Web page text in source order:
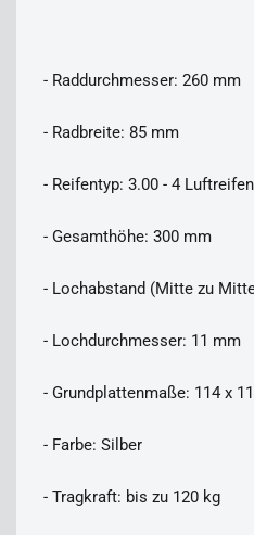
- Raddurchmesser: 260 mm
- Radbreite: 85 mm
- Reifentyp: 3.00 - 4 Luftreifen
- Gesamthöhe: 300 mm
- Lochabstand (Mitte zu
- Lochdurchmesser: 11 mm
- Grundplattenmaße: 114 x
- Farbe: Silber
- Tragkraft: bis zu 120 kg